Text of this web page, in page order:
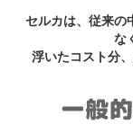
セルカは、従来の
な
浮いたコスト分